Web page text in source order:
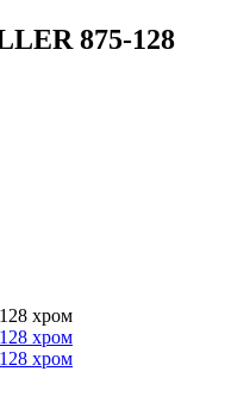
875-128
хром